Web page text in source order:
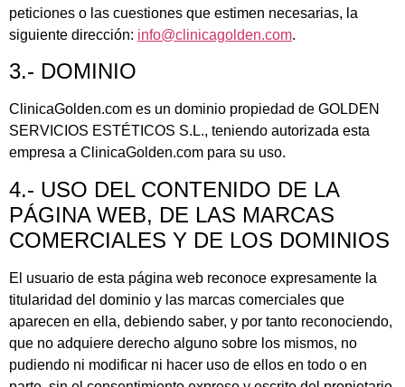
peticiones o las cuestiones que estimen necesarias, la
siguiente dirección: info@clinicagolden.com.
3.- DOMINIO
ClinicaGolden.com es un dominio propiedad de GOLDEN
SERVICIOS ESTÉTICOS S.L., teniendo autorizada esta
empresa a ClinicaGolden.com para su uso.
4.- USO DEL CONTENIDO DE LA
PÁGINA WEB, DE LAS MARCAS
COMERCIALES Y DE LOS DOMINIOS
El usuario de esta página web reconoce expresamente la
titularidad del dominio y las marcas comerciales que
aparecen en ella, debiendo saber, y por tanto reconociendo,
que no adquiere derecho alguno sobre los mismos, no
pudiendo ni modificar ni hacer uso de ellos en todo o en